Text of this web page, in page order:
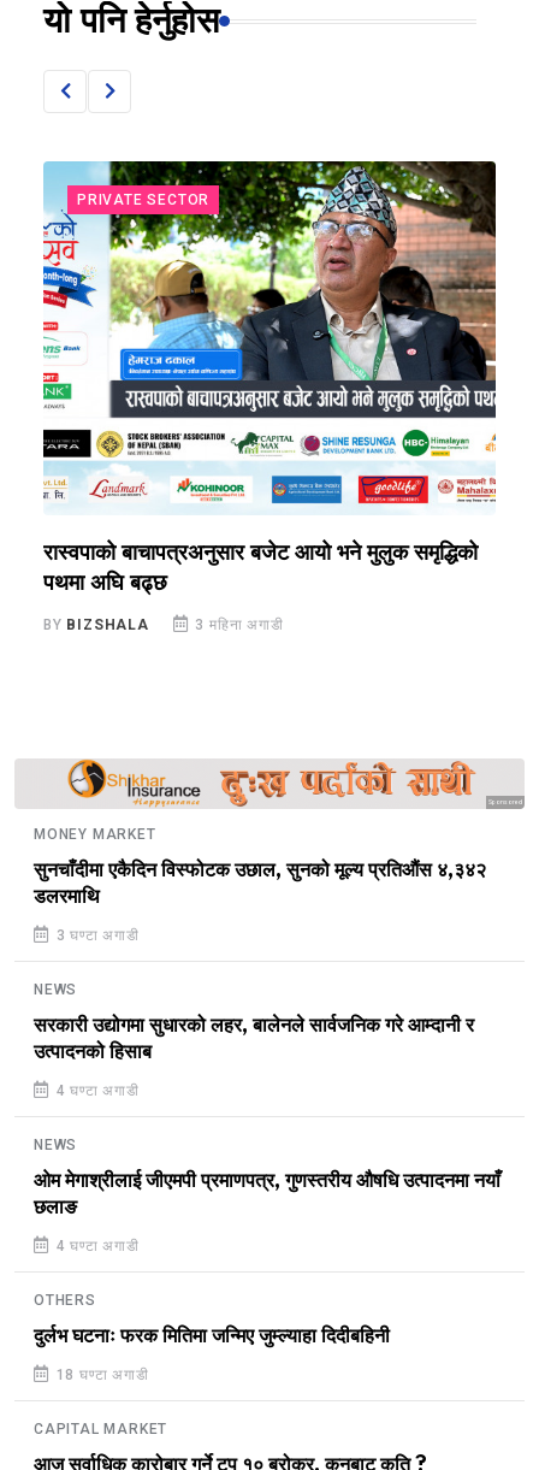
यो पनि हेर्नुहोस
PRIVATE SECTOR
रास्वपाको बाचापत्रअनुसार बजेट आयो भने मुलुक समृद्धिको
पथमा अघि बढ्छ
BY BIZSHALA 3 महिना अगाडी
Sponsored
MONEY MARKET
सुनचाँदीमा एकैदिन विस्फोटक उछाल, सुनको मूल्य प्रतिऔंस ४,३४२
डलरमाथि
3 घण्टा अगाडी
NEWS
सरकारी उद्योगमा सुधारको लहर, बालेनले सार्वजनिक गरे आम्दानी र
उत्पादनको हिसाब
4 घण्टा अगाडी
NEWS
ओम मेगाश्रीलाई जीएमपी प्रमाणपत्र, गुणस्तरीय औषधि उत्पादनमा नयाँ
छलाङ
4 घण्टा अगाडी
OTHERS
दुर्लभ घटनाः फरक मितिमा जन्मिए जुम्ल्याहा दिदीबहिनी
18 घण्टा अगाडी
CAPITAL MARKET